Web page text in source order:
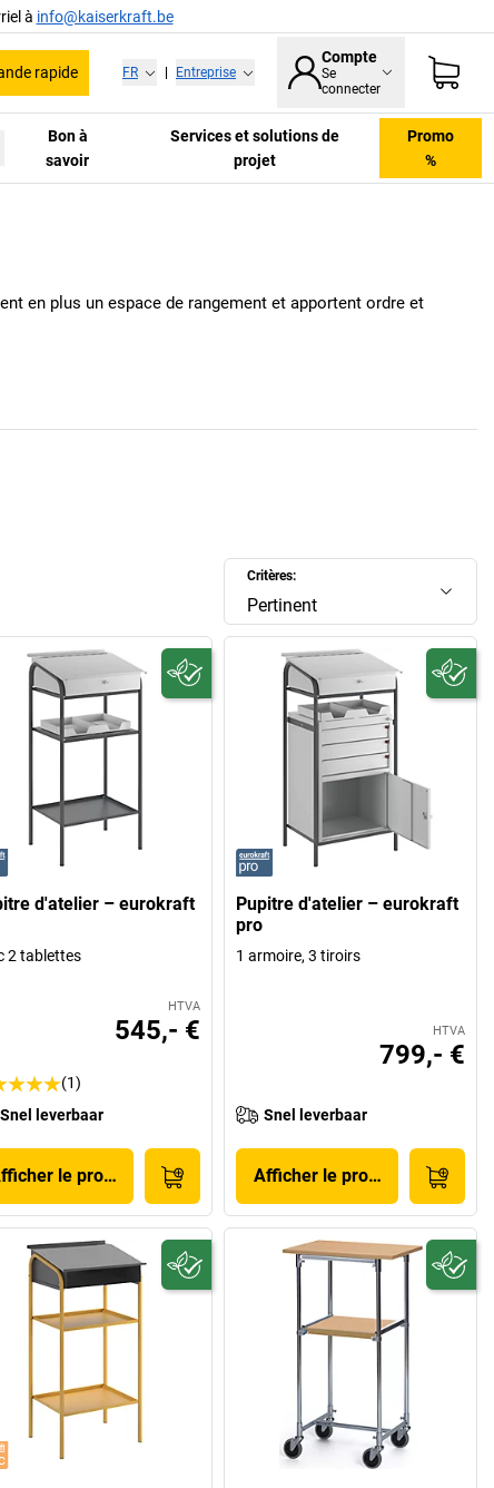
à info@kaiserkraft.be
rapide FR Entreprise
Compte
Se
connecter
Bon à
savoir
Services et solutions de
projet
Promo
%
en plus un espace de rangement et apportent ordre et
Critères:
Pertinent
d'atelier – eurokraft
2 tablettes
HTVA
545,- €
(1)
Snel leverbaar
le produit
Pupitre d'atelier – eurokraft
pro
1 armoire, 3 tiroirs
HTVA
799,- €
Snel leverbaar
Afficher le produit